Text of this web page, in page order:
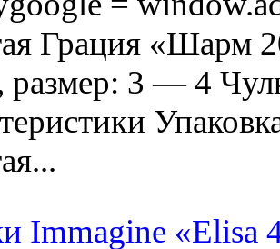
Грация «Шарм
размер: 3 — 4